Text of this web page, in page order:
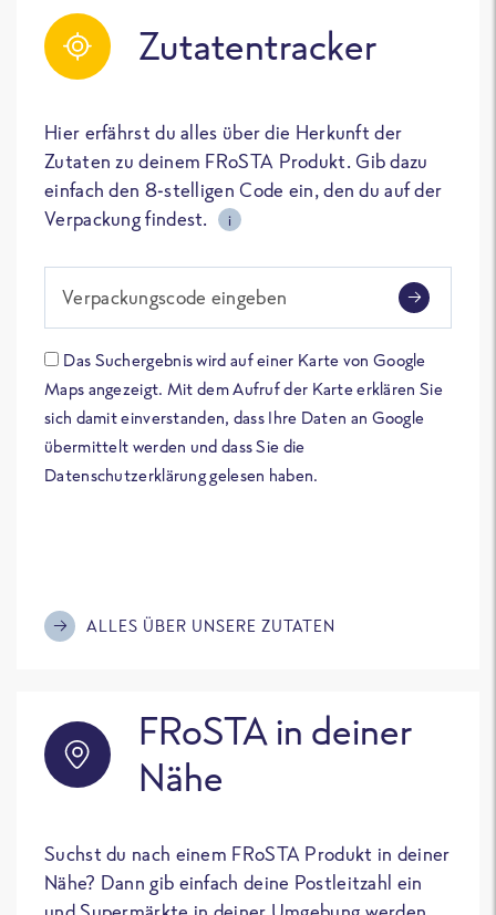
Zutatentracker
Hier erfährst du alles über die Herkunft der
Zutaten zu deinem FRoSTA Produkt. Gib dazu
einfach den 8-stelligen Code ein, den du auf der
Verpackung findest.
i
Verpackungscode eingeben
Das Suchergebnis wird auf einer Karte von Google
Maps angezeigt. Mit dem Aufruf der Karte erklären Sie
sich damit einverstanden, dass Ihre Daten an Google
übermittelt werden und dass Sie die
Datenschutzerklärung gelesen haben.
ALLES ÜBER UNSERE ZUTATEN
FRoSTA in deiner
Nähe
Suchst du nach einem FRoSTA Produkt in deiner
Nähe? Dann gib einfach deine Postleitzahl ein